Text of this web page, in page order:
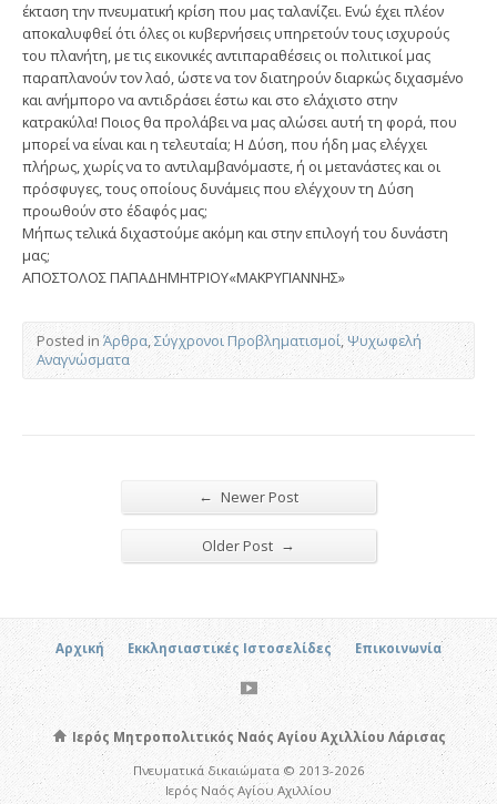
έκταση την πνευματική κρίση που μας ταλανίζει. Ενώ έχει πλέον
αποκαλυφθεί ότι όλες οι κυβερνήσεις υπηρετούν τους ισχυρούς
του πλανήτη, με τις εικονικές αντιπαραθέσεις οι πολιτικοί μας
παραπλανούν τον λαό, ώστε να τον διατηρούν διαρκώς διχασμένο
και ανήμπορο να αντιδράσει έστω και στο ελάχιστο στην
κατρακύλα! Ποιος θα προλάβει να μας αλώσει αυτή τη φορά, που
μπορεί να είναι και η τελευταία; Η Δύση, που ήδη μας ελέγχει
πλήρως, χωρίς να το αντιλαμβανόμαστε, ή οι μετανάστες και οι
πρόσφυγες, τους οποίους δυνάμεις που ελέγχουν τη Δύση
προωθούν στο έδαφός μας;
Μήπως τελικά διχαστούμε ακόμη και στην επιλογή του δυνάστη
μας;
ΑΠΟΣΤΟΛΟΣ ΠΑΠΑΔΗΜΗΤΡΙΟΥ«ΜΑΚΡΥΓΙΑΝΝΗΣ»
Posted in Άρθρα,Σύγχρονοι Προβληματισμοί,Ψυχωφελή
Αναγνώσματα
← Newer Post
Older Post →
Αρχική Εκκλησιαστικές Ιστοσελίδες Επικοινωνία
Ιερός Μητροπολιτικός Ναός Αγίου Αχιλλίου Λάρισας
Πνευματικά δικαιώματα © 2013-2026
Ιερός Ναός Αγίου Αχιλλίου